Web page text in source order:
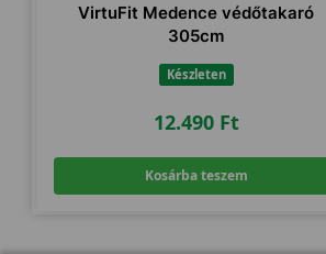
VirtuFit Medence védőtakaró
305cm
Készleten
12.490 Ft
Kosárba teszem